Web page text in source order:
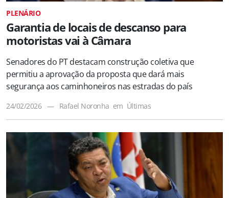
PLENÁRIO
Garantia de locais de descanso para
motoristas vai à Câmara
Senadores do PT destacam construção coletiva que
permitiu a aprovação da proposta que dará mais
segurança aos caminhoneiros nas estradas do país
24/02/2026 — Rafael Noronha em Últimas